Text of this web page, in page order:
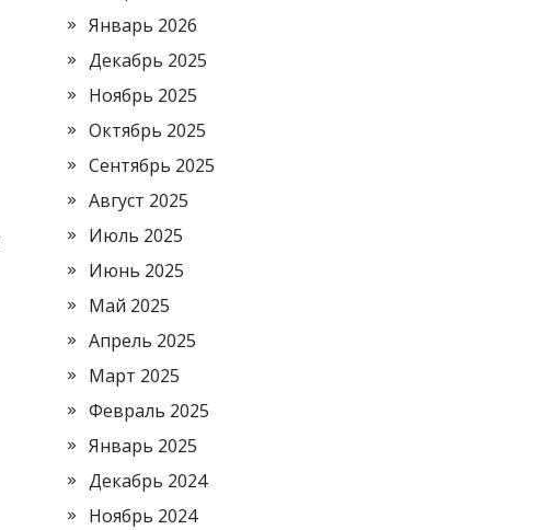
Январь 2026
Декабрь 2025
Ноябрь 2025
Октябрь 2025
Сентябрь 2025
Август 2025
Июль 2025
Июнь 2025
Май 2025
Апрель 2025
Март 2025
Февраль 2025
Январь 2025
Декабрь 2024
Ноябрь 2024